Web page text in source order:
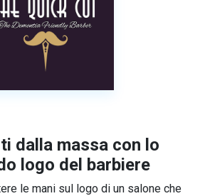
dalla massa con lo
logo del barbiere
le mani sul logo di un salone che